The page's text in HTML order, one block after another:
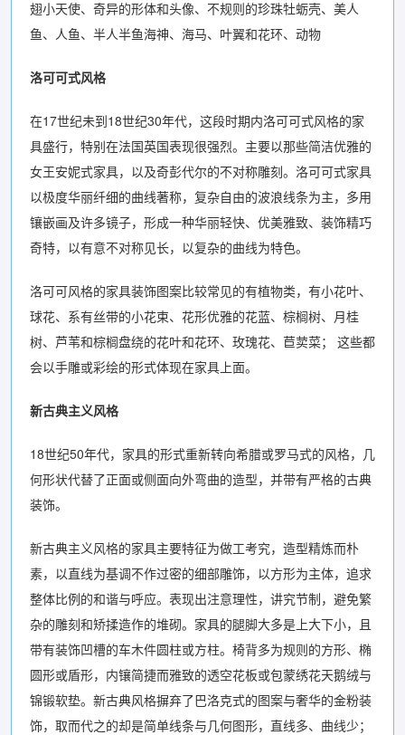
翅小天使、奇异的形体和头像、不规则的珍珠牡蛎壳、美人
鱼、人鱼、半人半鱼海神、海马、叶翼和花环、动物
洛可可式风格
在17世纪未到18世纪30年代，这段时期内洛可可式风格的家
具盛行，特别在法国英国表现很强烈。主要以那些简洁优雅的
女王安妮式家具，以及奇彭代尔的不对称雕刻。洛可可式家具
以极度华丽纤细的曲线著称，复杂自由的波浪线条为主，多用
镶嵌画及许多镜子，形成一种华丽轻快、优美雅致、装饰精巧
奇特，以有意不对称见长，以复杂的曲线为特色。
洛可可风格的家具装饰图案比较常见的有植物类，有小花叶、
球花、系有丝带的小花束、花形优雅的花蓝、棕榈树、月桂
树、芦苇和棕榈盘绕的花叶和花环、玫瑰花、苣荬菜； 这些都
会以手雕或彩绘的形式体现在家具上面。
新古典主义风格
18世纪50年代，家具的形式重新转向希腊或罗马式的风格，几
何形状代替了正面或侧面向外弯曲的造型，并带有严格的古典
装饰。
新古典主义风格的家具主要特征为做工考究，造型精炼而朴
素，以直线为基调不作过密的细部雕饰，以方形为主体，追求
整体比例的和谐与呼应。表现出注意理性，讲究节制，避免繁
杂的雕刻和矫揉造作的堆砌。家具的腿脚大多是上大下小，且
带有装饰凹槽的车木件圆柱或方柱。椅背多为规则的方形、椭
圆形或盾形，内镶简捷而雅致的透空花板或包蒙绣花天鹅绒与
锦锻软垫。新古典风格摒弃了巴洛克式的图案与奢华的金粉装
饰，取而代之的却是简单线条与几何图形，直线多、曲线少；